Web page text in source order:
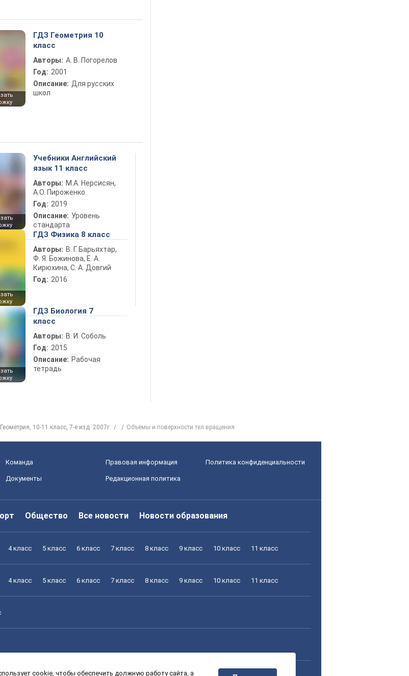
ГДЗ Геометрия 10
класс
Авторы: А. В. Погорелов
Год: 2001
Описание: Для русских
школ
Учебники Английский
язык 11 класс
Авторы: М.А. Нерсисян,
А.О. Пироженко
Год: 2019
Описание: Уровень
стандарта
ГДЗ Физика 8 класс
Авторы: В. Г. Барьяхтар,
Ф. Я. Божинова, Е. А.
Кирюхина, С. А. Довгий
Год: 2016
ГДЗ Биология 7
класс
Авторы: В. И. Соболь
Год: 2015
Описание: Рабочая
тетрадь
Геометрия, 10-11 класс, 7-е изд. 2007г. Объемы и поверхности тел вращения
Команда Правовая информация Политика конфиденциальности
Документы Редакционная политика
Общество Все новости Новости образования
4 класс 5 класс 6 класс 7 класс 8 класс 9 класс 10 класс 11 класс
4 класс 5 класс 6 класс 7 класс 8 класс 9 класс 10 класс 11 класс
cookie, чтобы обеспечить должную работу сайта, а